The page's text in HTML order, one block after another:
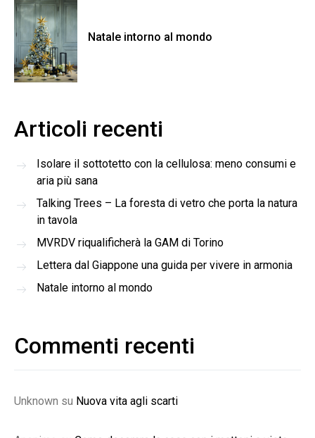
Natale intorno al mondo
Articoli recenti
Isolare il sottotetto con la cellulosa: meno consumi e
aria più sana
Talking Trees – La foresta di vetro che porta la natura
in tavola
MVRDV riqualificherà la GAM di Torino
Lettera dal Giappone una guida per vivere in armonia
Natale intorno al mondo
Commenti recenti
Unknown su Nuova vita agli scarti